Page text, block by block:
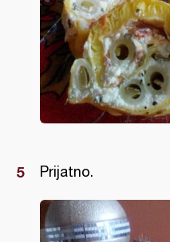
Prijatno.